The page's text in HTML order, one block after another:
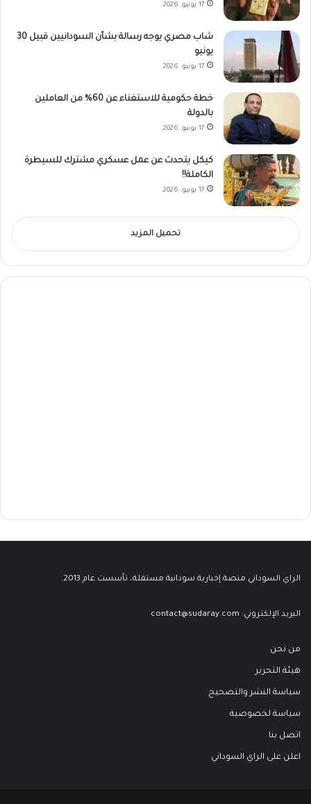
17 يونيو، 2026
شاب مصري يوجه رسالة بشأن السودانيين قبيل 30
يونيو
17 يونيو، 2026
خطة حكومية للاستغناء عن 60% من العاملين
بالدولة
17 يونيو، 2026
كيكل يتحدث عن عمل عسكري مشترك للسيطرة
الكاملة!!
17 يونيو، 2026
تحميل المزيد
الراي السوداني منصة إخبارية سودانية مستقلة، تأسست عام 2013.
البريد الإلكتروني: contact@sudaray.com
من نحن
هيئة التحرير
سياسة النشر والتصحيح
سياسة لخصوصية
اتصل بنا
اعلن على الراي السوداني